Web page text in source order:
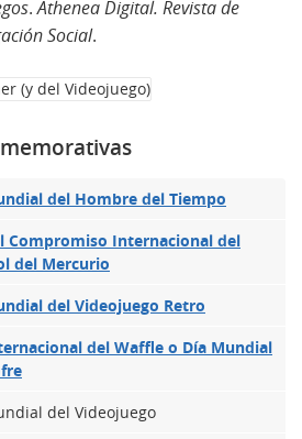
.Athenea Digital. Revista de
Social.
del Hombre del Tiempo
Compromiso Internacional del
del Mercurio
del Videojuego Retro
del Waffle o Día Mundial
del Videojuego